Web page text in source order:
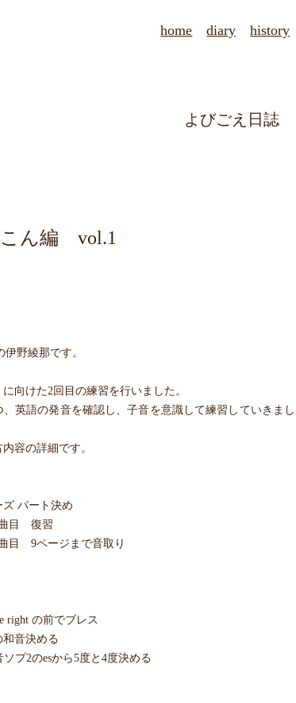
home diary history
よびごえ日誌
こん編 vol.1
野綾那です。
向けた2回目の練習を行いました。
英語の発音を確認し、子音を意識して練習していきまし
容の詳細です。
ズ パート決め
曲目 復習
目 9ページまで音取り
right の前でブレス
音決める
プ2のesから5度と4度決める